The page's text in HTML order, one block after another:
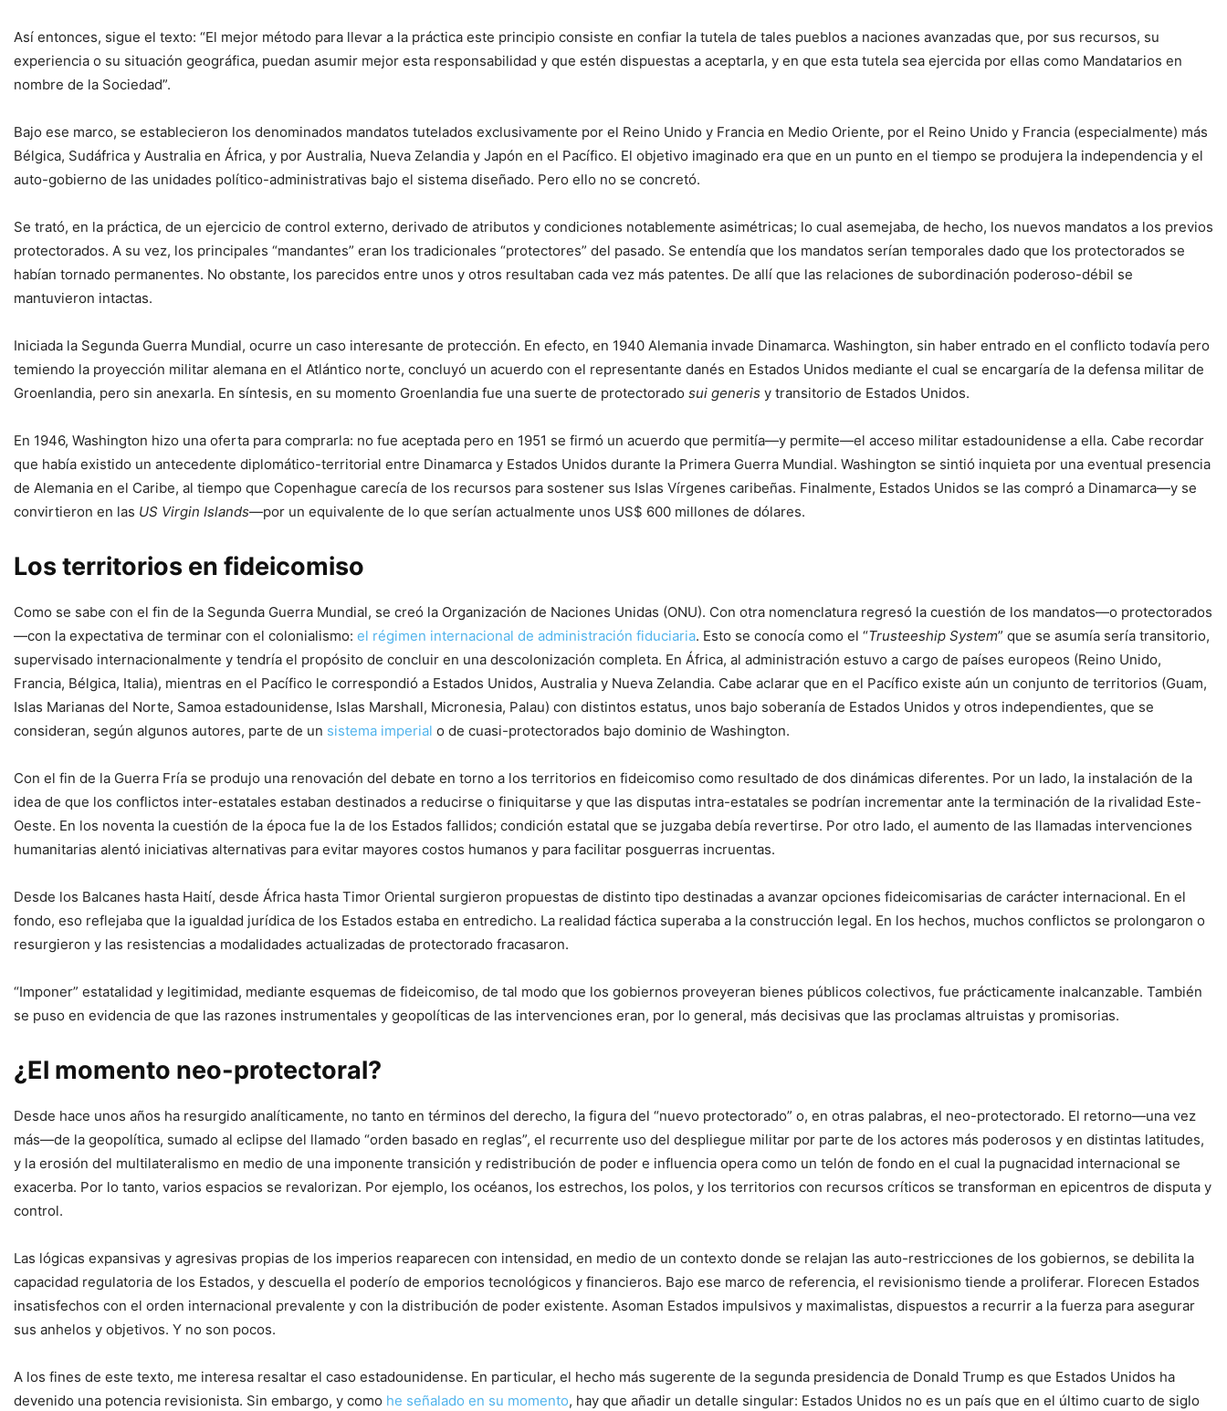
Así entonces, sigue el texto: “El mejor método para llevar a la práctica este principio consiste en confiar la tutela de tales pueblos a naciones avanzadas que, por sus recursos, su
experiencia o su situación geográfica, puedan asumir mejor esta responsabilidad y que estén dispuestas a aceptarla, y en que esta tutela sea ejercida por ellas como Mandatarios en
nombre de la Sociedad”.
Bajo ese marco, se establecieron los denominados mandatos tutelados exclusivamente por el Reino Unido y Francia en Medio Oriente, por el Reino Unido y Francia (especialmente) más
Bélgica, Sudáfrica y Australia en África, y por Australia, Nueva Zelandia y Japón en el Pacífico. El objetivo imaginado era que en un punto en el tiempo se produjera la independencia y el
auto-gobierno de las unidades político-administrativas bajo el sistema diseñado. Pero ello no se concretó.
Se trató, en la práctica, de un ejercicio de control externo, derivado de atributos y condiciones notablemente asimétricas; lo cual asemejaba, de hecho, los nuevos mandatos a los previos
protectorados. A su vez, los principales “mandantes” eran los tradicionales “protectores” del pasado. Se entendía que los mandatos serían temporales dado que los protectorados se
habían tornado permanentes. No obstante, los parecidos entre unos y otros resultaban cada vez más patentes. De allí que las relaciones de subordinación poderoso-débil se
mantuvieron intactas.
Iniciada la Segunda Guerra Mundial, ocurre un caso interesante de protección. En efecto, en 1940 Alemania invade Dinamarca. Washington, sin haber entrado en el conflicto todavía pero
temiendo la proyección militar alemana en el Atlántico norte, concluyó un acuerdo con el representante danés en Estados Unidos mediante el cual se encargaría de la defensa militar de
Groenlandia, pero sin anexarla. En síntesis, en su momento Groenlandia fue una suerte de protectorado sui generis y transitorio de Estados Unidos.
En 1946, Washington hizo una oferta para comprarla: no fue aceptada pero en 1951 se firmó un acuerdo que permitía—y permite—el acceso militar estadounidense a ella. Cabe recordar
que había existido un antecedente diplomático-territorial entre Dinamarca y Estados Unidos durante la Primera Guerra Mundial. Washington se sintió inquieta por una eventual presencia
de Alemania en el Caribe, al tiempo que Copenhague carecía de los recursos para sostener sus Islas Vírgenes caribeñas. Finalmente, Estados Unidos se las compró a Dinamarca—y se
convirtieron en las US Virgin Islands—por un equivalente de lo que serían actualmente unos US$ 600 millones de dólares.
Los territorios en fideicomiso
Como se sabe con el fin de la Segunda Guerra Mundial, se creó la Organización de Naciones Unidas (ONU). Con otra nomenclatura regresó la cuestión de los mandatos—o protectorados
—con la expectativa de terminar con el colonialismo: el régimen internacional de administración fiduciaria. Esto se conocía como el “Trusteeship System” que se asumía sería transitorio,
supervisado internacionalmente y tendría el propósito de concluir en una descolonización completa. En África, al administración estuvo a cargo de países europeos (Reino Unido,
Francia, Bélgica, Italia), mientras en el Pacífico le correspondió a Estados Unidos, Australia y Nueva Zelandia. Cabe aclarar que en el Pacífico existe aún un conjunto de territorios (Guam,
Islas Marianas del Norte, Samoa estadounidense, Islas Marshall, Micronesia, Palau) con distintos estatus, unos bajo soberanía de Estados Unidos y otros independientes, que se
consideran, según algunos autores, parte de un sistema imperial o de cuasi-protectorados bajo dominio de Washington.
Con el fin de la Guerra Fría se produjo una renovación del debate en torno a los territorios en fideicomiso como resultado de dos dinámicas diferentes. Por un lado, la instalación de la
idea de que los conflictos inter-estatales estaban destinados a reducirse o finiquitarse y que las disputas intra-estatales se podrían incrementar ante la terminación de la rivalidad Este-
Oeste. En los noventa la cuestión de la época fue la de los Estados fallidos; condición estatal que se juzgaba debía revertirse. Por otro lado, el aumento de las llamadas intervenciones
humanitarias alentó iniciativas alternativas para evitar mayores costos humanos y para facilitar posguerras incruentas.
Desde los Balcanes hasta Haití, desde África hasta Timor Oriental surgieron propuestas de distinto tipo destinadas a avanzar opciones fideicomisarias de carácter internacional. En el
fondo, eso reflejaba que la igualdad jurídica de los Estados estaba en entredicho. La realidad fáctica superaba a la construcción legal. En los hechos, muchos conflictos se prolongaron o
resurgieron y las resistencias a modalidades actualizadas de protectorado fracasaron.
“Imponer” estatalidad y legitimidad, mediante esquemas de fideicomiso, de tal modo que los gobiernos proveyeran bienes públicos colectivos, fue prácticamente inalcanzable. También
se puso en evidencia de que las razones instrumentales y geopolíticas de las intervenciones eran, por lo general, más decisivas que las proclamas altruistas y promisorias.
¿El momento neo-protectoral?
Desde hace unos años ha resurgido analíticamente, no tanto en términos del derecho, la figura del “nuevo protectorado” o, en otras palabras, el neo-protectorado. El retorno—una vez
más—de la geopolítica, sumado al eclipse del llamado “orden basado en reglas”, el recurrente uso del despliegue militar por parte de los actores más poderosos y en distintas latitudes,
y la erosión del multilateralismo en medio de una imponente transición y redistribución de poder e influencia opera como un telón de fondo en el cual la pugnacidad internacional se
exacerba. Por lo tanto, varios espacios se revalorizan. Por ejemplo, los océanos, los estrechos, los polos, y los territorios con recursos críticos se transforman en epicentros de disputa y
control.
Las lógicas expansivas y agresivas propias de los imperios reaparecen con intensidad, en medio de un contexto donde se relajan las auto-restricciones de los gobiernos, se debilita la
capacidad regulatoria de los Estados, y descuella el poderío de emporios tecnológicos y financieros. Bajo ese marco de referencia, el revisionismo tiende a proliferar. Florecen Estados
insatisfechos con el orden internacional prevalente y con la distribución de poder existente. Asoman Estados impulsivos y maximalistas, dispuestos a recurrir a la fuerza para asegurar
sus anhelos y objetivos. Y no son pocos.
A los fines de este texto, me interesa resaltar el caso estadounidense. En particular, el hecho más sugerente de la segunda presidencia de Donald Trump es que Estados Unidos ha
devenido una potencia revisionista. Sin embargo, y como he señalado en su momento, hay que añadir un detalle singular: Estados Unidos no es un país que en el último cuarto de siglo